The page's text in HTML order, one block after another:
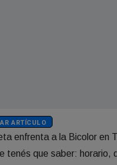
ARTÍCULO
enfrenta a la Bicolor en
tenés que saber: horario,